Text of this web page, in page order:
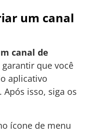
um canal
canal de
garantir que você
aplicativo
isso, siga os
ícone de menu